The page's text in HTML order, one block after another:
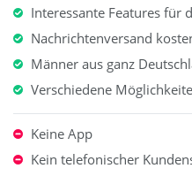
Interessante Features für
Nachrichtenversand
Männer aus ganz
Verschiedene
Keine App
Kein telefonischer